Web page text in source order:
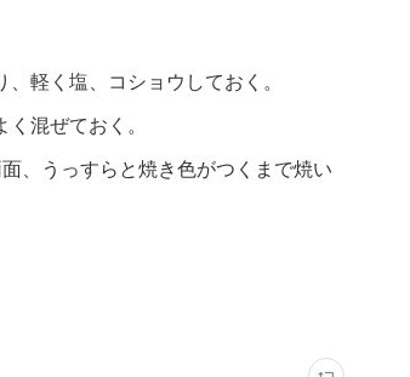
軽く塩、コショウしておく。
混ぜておく。
、うっすらと焼き色がつくまで焼い